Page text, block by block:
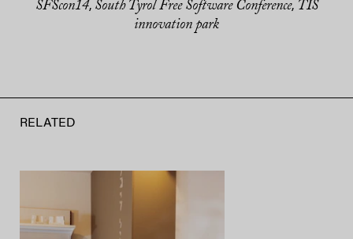
SFScon14, South Tyrol Free Software Conference, TIS
innovation park
RELATED